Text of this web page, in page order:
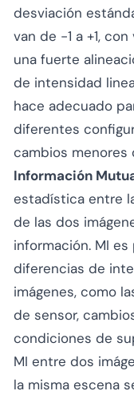
desviación
van de -1 a +1,
una fuerte
de intensidad
hace adecuado
diferentes
cambios menores
Información
estadística entre
de las dos
información. MI
diferencias de
imágenes, como
de sensor,
condiciones de
MI entre dos
la misma escena